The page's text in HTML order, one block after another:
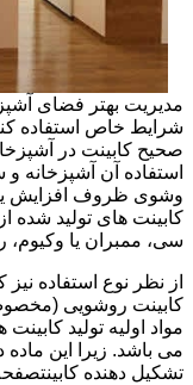
مدیریت بهتر فضای
شرایط خاص استفاده
صحیح کابینت در
استفاده آن
وشوی ظروف افزایش
کابینت های تولید
سی، ممبران یا
از نظر نوع استفاده
کابینت روشویی
مواد اولیه تولید
می باشد. زیرا این
تشکیل دهنده